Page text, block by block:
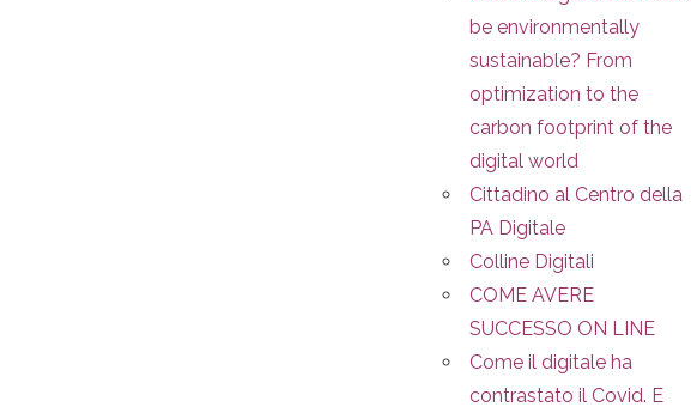
be environmentally
sustainable? From
optimization to the
carbon footprint of the
digital world
Cittadino al Centro della
PA Digitale
Colline Digitali
COME AVERE
SUCCESSO ON LINE
Come il digitale ha
contrastato il Covid. E